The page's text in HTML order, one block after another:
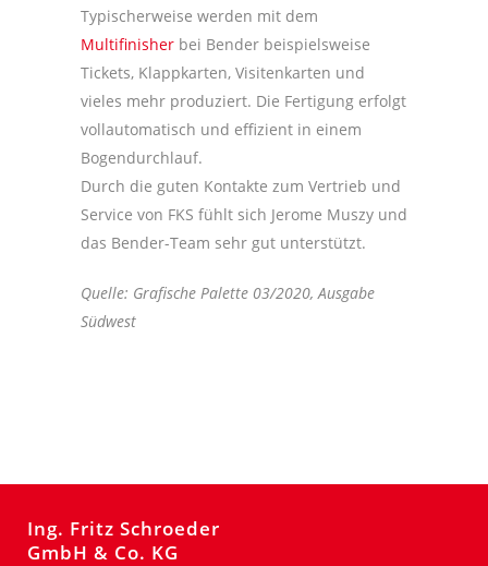
Typischerweise werden mit dem
Multifinisher bei Bender beispielsweise
Tickets, Klappkarten, Visitenkarten und
vieles mehr produziert. Die Fertigung erfolgt
vollautomatisch und effizient in einem
Bogendurchlauf.
Durch die guten Kontakte zum Vertrieb und
Service von FKS fühlt sich Jerome Muszy und
das Bender-Team sehr gut unterstützt.
Quelle: Grafische Palette 03/2020, Ausgabe
Südwest
Ing. Fritz Schroeder
GmbH & Co. KG